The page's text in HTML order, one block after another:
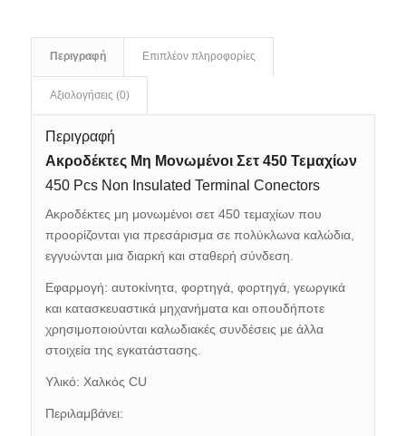
Περιγραφή Επιπλέον πληροφορίες
Αξιολογήσεις (0)
Περιγραφή
Ακροδέκτες Μη Μονωμένοι Σετ 450 Τεμαχίων
450 Pcs Non Insulated Terminal Conectors
Ακροδέκτες μη μονωμένοι σετ 450 τεμαχίωνπου
προορίζονται για πρεσάρισμα σε πολύκλωνα καλώδια,
εγγυώνται μια διαρκή και σταθερή σύνδεση.
Εφαρμογή: αυτοκίνητα, φορτηγά, φορτηγά, γεωργικά
και κατασκευαστικά μηχανήματα και οπουδήποτε
χρησιμοποιούνται καλωδιακές συνδέσεις με άλλα
στοιχεία της εγκατάστασης.
Υλικό: Χαλκός CU
Περιλαμβάνει: